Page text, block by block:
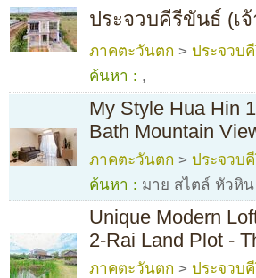
ประจวบคีรีขันธ์ (เ
ภาคตะวันตก > ประจวบ
ค้นหา : ,
My Style Hua Hin
Bath Mountain
ภาคตะวันตก > ประจวบ
ค้นหา : มาย สไตล์ หัวหิน
Unique Modern
2-Rai Land Plot -
ภาคตะวันตก > ประจวบ